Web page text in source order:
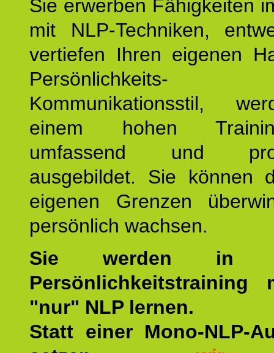
Sie erwerben Fähigkeiten
mit NLP-Techniken,
vertiefen Ihren eigenen
Kommunikationsstil,
einem hohen
umfassend und
ausgebildet. Sie können
eigenen Grenzen
persönlich wachsen.
Sie werden in
Persönlichkeitstraining
"nur" NLP lernen.
Statt einer Mono-NLP-